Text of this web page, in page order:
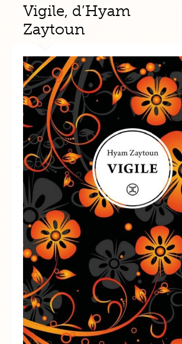
Vigile, d’Hyam
Zaytoun